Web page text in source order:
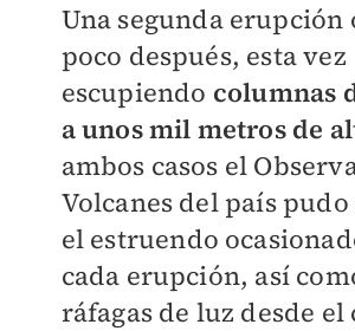
Una segunda
poco después, esta vez
escupiendo columnas
a unos mil metros de
ambos casos el
Volcanes del país
el estruendo
cada erupción, así
ráfagas de luz desde el